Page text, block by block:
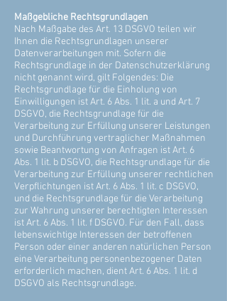
Maßgebliche Rechtsgrundlagen
Nach Maßgabe des Art. 13 DSGVO teilen wir
Ihnen die Rechtsgrundlagen unserer
Datenverarbeitungen mit. Sofern die
Rechtsgrundlage in der Datenschutzerklärung
nicht genannt wird, gilt Folgendes: Die
Rechtsgrundlage für die Einholung von
Einwilligungen ist Art. 6 Abs. 1 lit. a und Art. 7
DSGVO, die Rechtsgrundlage für die
Verarbeitung zur Erfüllung unserer Leistungen
und Durchführung vertraglicher Maßnahmen
sowie Beantwortung von Anfragen ist Art. 6
Abs. 1 lit. b DSGVO, die Rechtsgrundlage für die
Verarbeitung zur Erfüllung unserer rechtlichen
Verpflichtungen ist Art. 6 Abs. 1 lit. c DSGVO,
und die Rechtsgrundlage für die Verarbeitung
zur Wahrung unserer berechtigten Interessen
ist Art. 6 Abs. 1 lit. f DSGVO. Für den Fall, dass
lebenswichtige Interessen der betroffenen
Person oder einer anderen natürlichen Person
eine Verarbeitung personenbezogener Daten
erforderlich machen, dient Art. 6 Abs. 1 lit. d
DSGVO als Rechtsgrundlage.